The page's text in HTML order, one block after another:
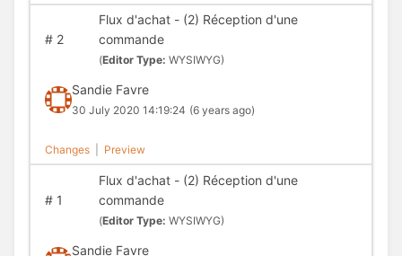
#2
Flux d'achat - (2) Réception d'une
commande
(Editor Type: WYSIWYG)
Sandie Favre
30 July 2020 14:19:24 (6 years ago)
Changes Preview
#1
Flux d'achat - (2) Réception d'une
commande
(Editor Type: WYSIWYG)
Sandie Favre